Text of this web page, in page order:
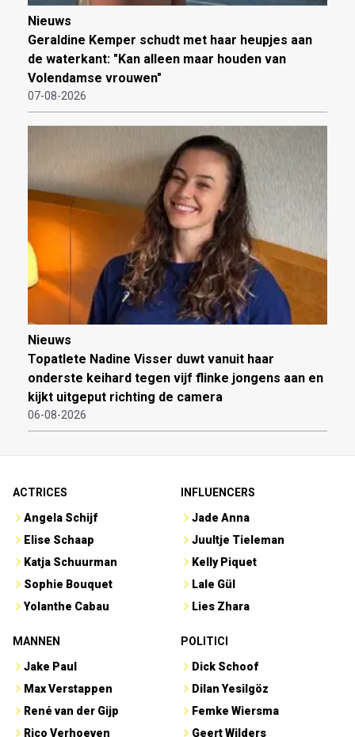
Nieuws
Geraldine Kemper schudt met haar heupjes aan
de waterkant: "Kan alleen maar houden van
Volendamse vrouwen"
07-08-2026
Nieuws
Topatlete Nadine Visser duwt vanuit haar
onderste keihard tegen vijf flinke jongens aan en
kijkt uitgeput richting de camera
06-08-2026
ACTRICES
Angela Schijf
Elise Schaap
Katja Schuurman
Sophie Bouquet
Yolanthe Cabau
INFLUENCERS
Jade Anna
Juultje Tieleman
Kelly Piquet
Lale Gül
Lies Zhara
MANNEN
Jake Paul
Max Verstappen
René van der Gijp
Rico Verhoeven
POLITICI
Dick Schoof
Dilan Yesilgöz
Femke Wiersma
Geert Wilders